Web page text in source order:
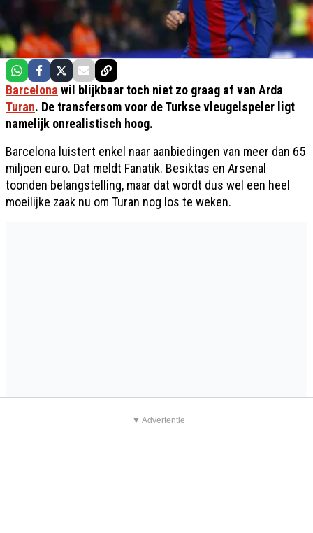
Barcelona wil blijkbaar toch niet zo graag af van Arda
Turan. De transfersom voor de Turkse vleugelspeler ligt
namelijk onrealistisch hoog.
Barcelona luistert enkel naar aanbiedingen van meer dan 65
miljoen euro. Dat meldt Fanatik. Besiktas en Arsenal
toonden belangstelling, maar dat wordt dus wel een heel
moeilijke zaak nu om Turan nog los te weken.
▼ Advertentie